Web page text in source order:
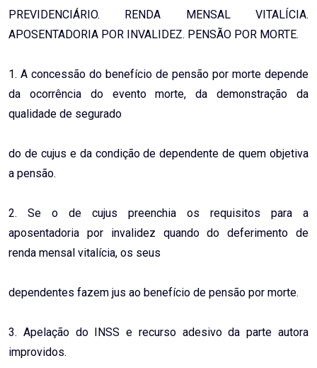
PREVIDENCIÁRIO. RENDA MENSAL VITALÍCIA.
APOSENTADORIA POR INVALIDEZ. PENSÃO POR MORTE.
1. A concessão do benefício de pensão por morte depende
da ocorrência do evento morte, da demonstração da
qualidade de segurado
do de cujus e da condição de dependente de quem objetiva
a pensão.
2. Se o de cujus preenchia os requisitos para a
aposentadoria por invalidez quando do deferimento de
renda mensal vitalícia, os seus
dependentes fazem jus ao benefício de pensão por morte.
3. Apelação do INSS e recurso adesivo da parte autora
improvidos.